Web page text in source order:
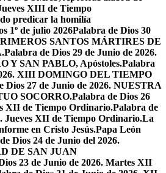
XIII de Tiempo
predicar la homilía
1º de julio 2026Palabra de Dios 30
SANTOS MÁRTIRES DE
Palabra de Dios 29 de Junio de 2026.
Y SAN PABLO, Apóstoles.Palabra
XIII DOMINGO DEL TIEMPO
Dios 27 de Junio de 2026. NUESTRA
SOCORRO.Palabra de Dios 26
XII de Tiempo Ordinario.Palabra de
Jueves XII de Tiempo Ordinario.La
en Cristo Jesús.Papa León
Dios 24 de Junio del 2026.
DE SAN JUAN
23 de Junio de 2026. Martes XII